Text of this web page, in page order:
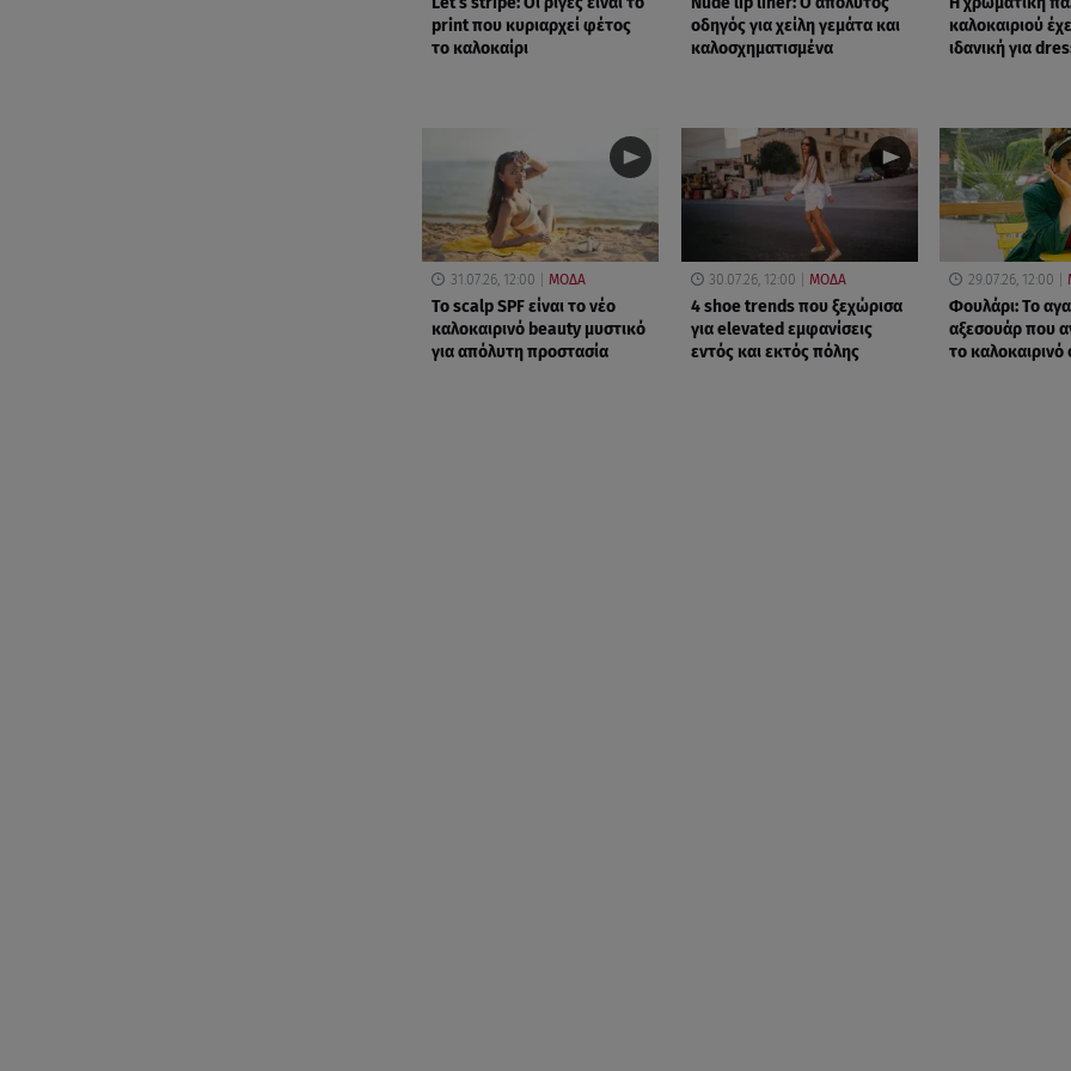
print που κυριαρχεί φέτος
το καλοκαίρι
οδηγός για χείλη γεμάτα και
καλοσχηματισμένα
καλοκαιριού
ιδανική για
31.07.26, 12:00 ΜΟΔΑ
Το scalp SPF είναι το νέο
καλοκαιρινό beauty μυστικό
για απόλυτη προστασία
30.07.26, 12:00 ΜΟΔΑ
4 shoe trends που ξεχώρισα
για elevated εμφανίσεις
εντός και εκτός πόλης
29.07.26, 12:00
Φουλάρι: Το
αξεσουάρ που
το καλοκαιρινό